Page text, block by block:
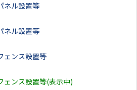
ネル設置等
ネル設置等
ェンス設置等
ェンス設置等(表示中)